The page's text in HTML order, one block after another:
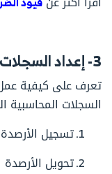
3- إعداد السجلات المحاسبية
تعرف على كيفية عمل
السجلات المحاسبية
تسجيل الأرصدة
تحويل